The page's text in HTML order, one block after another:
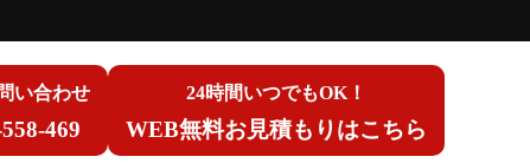
い合わせ
469
24時間いつでもOK！
WEB無料お見積もりはこちら